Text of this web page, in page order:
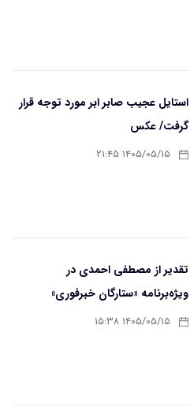
استایل عجیب صابر ابر مورد توجه قرار
گرفت/ عکس
۱۴۰۵/۰۵/۱۵ ۲۱:۴۵
تقدیر از مصطفی احمدی در
ویژه‌برنامه «ستارگان خبرفوری»
۱۴۰۵/۰۵/۱۵ ۱۵:۳۸